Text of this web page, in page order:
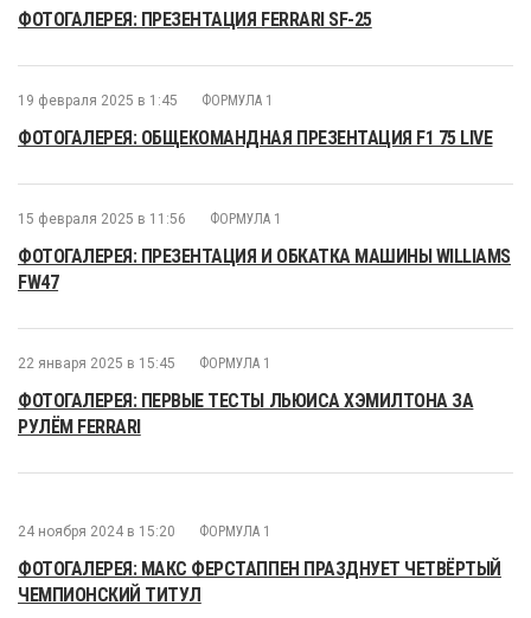
ФОТОГАЛЕРЕЯ: ПРЕЗЕНТАЦИЯ FERRARI SF-25
19 февраля 2025 в 1:45 ФОРМУЛА 1
ФОТОГАЛЕРЕЯ: ОБЩЕКОМАНДНАЯ ПРЕЗЕНТАЦИЯ F1 75 LIVE
15 февраля 2025 в 11:56 ФОРМУЛА 1
ФОТОГАЛЕРЕЯ: ПРЕЗЕНТАЦИЯ И ОБКАТКА МАШИНЫ WILLIAMS
FW47
22 января 2025 в 15:45 ФОРМУЛА 1
ФОТОГАЛЕРЕЯ: ПЕРВЫЕ ТЕСТЫ ЛЬЮИСА ХЭМИЛТОНА ЗА
РУЛЁМ FERRARI
24 ноября 2024 в 15:20 ФОРМУЛА 1
ФОТОГАЛЕРЕЯ: МАКС ФЕРСТАППЕН ПРАЗДНУЕТ ЧЕТВЁРТЫЙ
ЧЕМПИОНСКИЙ ТИТУЛ